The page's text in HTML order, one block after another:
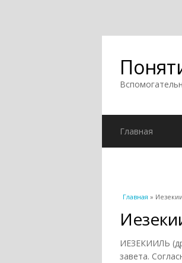
Главная
Вы здесь
Главная »
ИЕЗЕКИИЛЬ
завета.